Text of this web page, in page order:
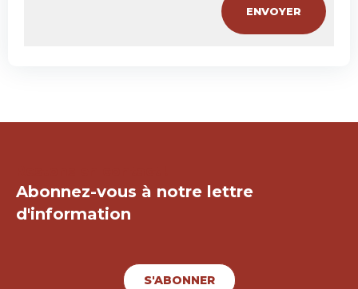
Abonnez-vous à notre lettre
d'information
S'ABONNER